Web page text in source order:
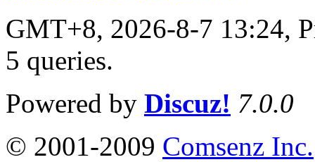
GMT+8, 2026-8-7 13:24,
5 queries.
Powered by Discuz! 7.0.0
© 2001-2009 Comsenz Inc.